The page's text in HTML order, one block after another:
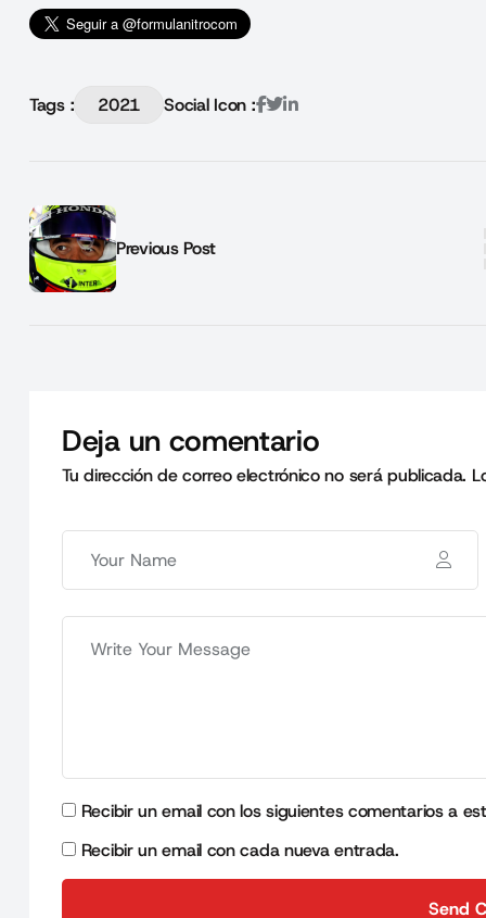
Tags : 2021 Social Icon :
Previous Post
Deja un comentario
Tu dirección de correo electrónico no será publicada.
Recibir un email con los siguientes comentarios a
Recibir un email con cada nueva entrada.
Send